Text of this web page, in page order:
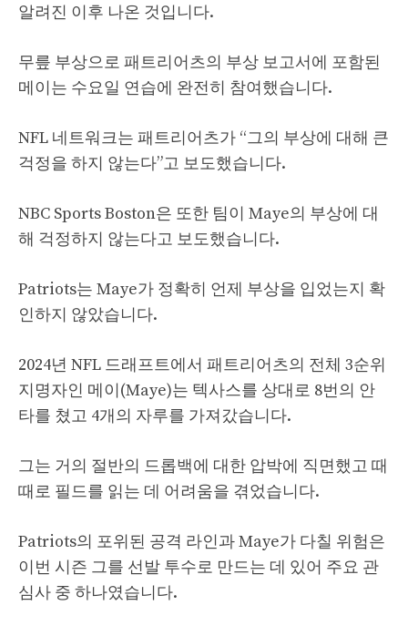
알려진 이후 나온 것입니다.
무릎 부상으로 패트리어츠의 부상 보고서에 포함된
메이는 수요일 연습에 완전히 참여했습니다.
NFL 네트워크는 패트리어츠가 “그의 부상에 대해 큰
걱정을 하지 않는다”고 보도했습니다.
NBC Sports Boston은 또한 팀이 Maye의 부상에 대
해 걱정하지 않는다고 보도했습니다.
Patriots는 Maye가 정확히 언제 부상을 입었는지 확
인하지 않았습니다.
2024년 NFL 드래프트에서 패트리어츠의 전체 3순위
지명자인 메이(Maye)는 텍사스를 상대로 8번의 안
타를 쳤고 4개의 자루를 가져갔습니다.
그는 거의 절반의 드롭백에 대한 압박에 직면했고 때
때로 필드를 읽는 데 어려움을 겪었습니다.
Patriots의 포위된 공격 라인과 Maye가 다칠 위험은
이번 시즌 그를 선발 투수로 만드는 데 있어 주요 관
심사 중 하나였습니다.